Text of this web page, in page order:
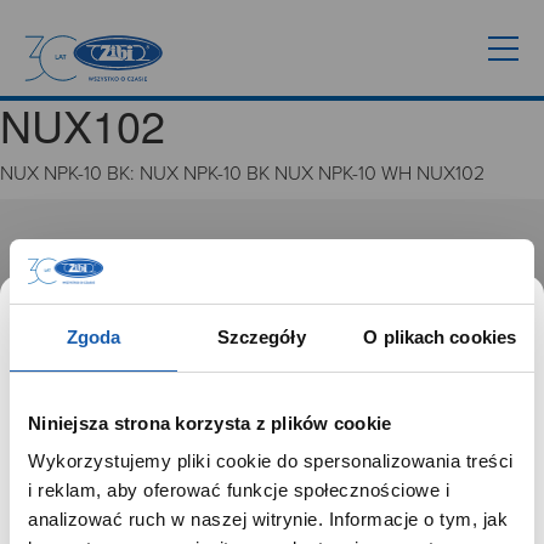
Zgoda Szczegóły O plikach cookies
Niniejsza strona korzysta z plików cookie
Wykorzystujemy pliki cookie do spersonalizowania treści
i reklam, aby oferować funkcje społecznościowe i
analizować ruch w naszej witrynie. Informacje o tym, jak
NUX102
NUX NPK-10 BK: NUX NPK-10 BK NUX NPK-10 WH NUX102
GRUPA ZIBI
Historia
Misja, wizja i wartości Grupy Zibi
Ważne daty
Zgoda na ciasteczka
PRODUKTY
Zegarki
SZANOWNY UŻYTKOWNIKU,
SZANOWNA UŻYTKOWNICZKO